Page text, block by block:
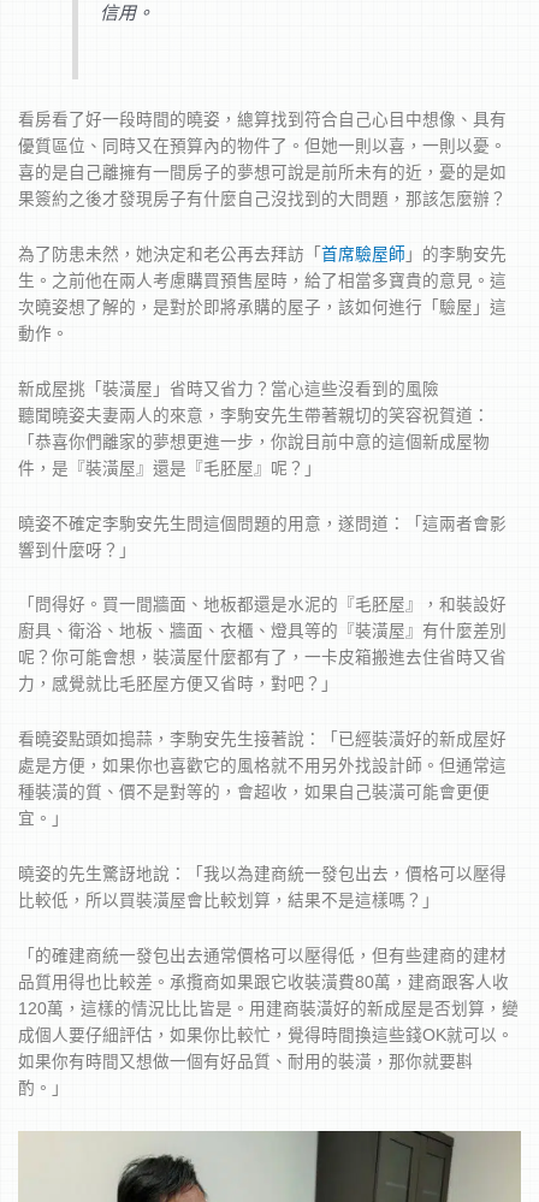
信用。
看房看了好一段時間的曉姿，總算找到符合自己心目中想像、具有
優質區位、同時又在預算內的物件了。但她一則以喜，一則以憂。
喜的是自己離擁有一間房子的夢想可說是前所未有的近，憂的是如
果簽約之後才發現房子有什麼自己沒找到的大問題，那該怎麼辦？
為了防患未然，她決定和老公再去拜訪「 首席驗屋師 」的李駒安先
生。之前他在兩人考慮購買預售屋時，給了相當多寶貴的意見。這
次曉姿想了解的，是對於即將承購的屋子，該如何進行「驗屋」這
動作。
新成屋挑「裝潢屋」省時又省力？當心這些沒看到的風險
聽聞曉姿夫妻兩人的來意，李駒安先生帶著親切的笑容祝賀道：
「恭喜你們離家的夢想更進一步，你說目前中意的這個新成屋物
件，是『裝潢屋』還是『毛胚屋』呢？」
曉姿不確定李駒安先生問這個問題的用意，遂問道：「這兩者會影
響到什麼呀？」
「問得好。買一間牆面、地板都還是水泥的『毛胚屋』，和裝設好
廚具、衛浴、地板、牆面、衣櫃、燈具等的『裝潢屋』有什麼差別
呢？你可能會想，裝潢屋什麼都有了，一卡皮箱搬進去住省時又省
力，感覺就比毛胚屋方便又省時，對吧？」
看曉姿點頭如搗蒜，李駒安先生接著說：「已經裝潢好的新成屋好
處是方便，如果你也喜歡它的風格就不用另外找設計師。但通常這
種裝潢的質、價不是對等的，會超收，如果自己裝潢可能會更便
宜。」
曉姿的先生驚訝地說：「我以為建商統一發包出去，價格可以壓得
比較低，所以買裝潢屋會比較划算，結果不是這樣嗎？」
「的確建商統一發包出去通常價格可以壓得低，但有些建商的建材
品質用得也比較差。承攬商如果跟它收裝潢費80萬，建商跟客人收
120萬，這樣的情況比比皆是。用建商裝潢好的新成屋是否划算，變
成個人要仔細評估，如果你比較忙，覺得時間換這些錢OK就可以。
如果你有時間又想做一個有好品質、耐用的裝潢，那你就要斟
酌。」